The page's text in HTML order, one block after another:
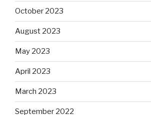
October 2023
August 2023
May 2023
April 2023
March 2023
September 2022